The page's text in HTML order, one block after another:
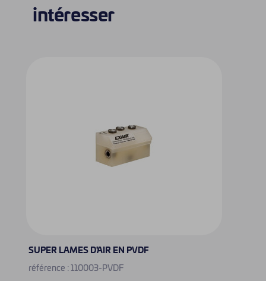
intéresser
SUPER LAMES D'AIR EN PVDF
référence : 110003-PVDF